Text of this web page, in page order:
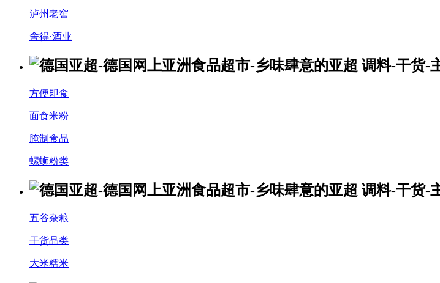
泸州老窖
舍得·酒业
方便即食
面食米粉
腌制食品
螺蛳粉类
五谷杂粮
干货品类
大米糯米